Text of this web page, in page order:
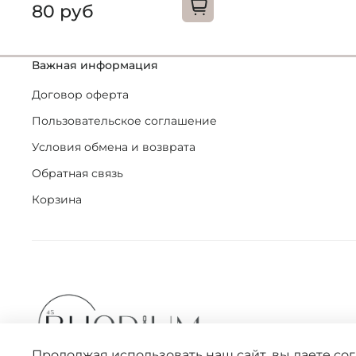
80 руб
Важная информация
Договор оферта
Пользовательское соглашение
Условия обмена и возврата
Обратная связь
Корзина